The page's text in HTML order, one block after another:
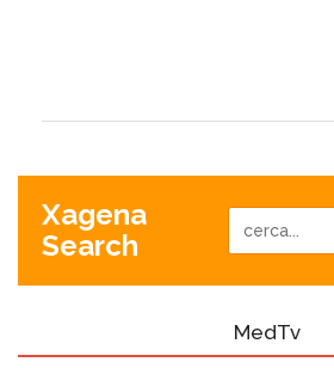
Xagena
Search
MedTv